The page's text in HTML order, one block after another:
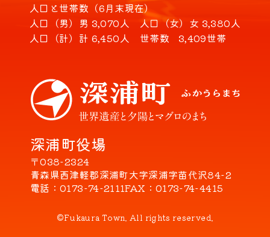
深浦町役場
〒038-2324
青森県西津軽郡深浦町大字深浦字苗代沢84-2
電話
0173-74-2111FAX 0173-74-4415
人口と世帯数（6月末現在）
人口（男） 男 3,070人 人口（女） 女 3,380人
人口（計） 計 6,450人 世帯数 3,409世帯
©Fukaura Town. All rights reserved.